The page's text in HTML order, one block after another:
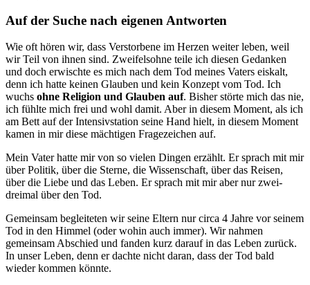
Auf der Suche nach eigenen Antworten
Wie oft hören wir, dass Verstorbene im Herzen weiter leben, weil
wir Teil von ihnen sind. Zweifelsohne teile ich diesen Gedanken
und doch erwischte es mich nach dem Tod meines Vaters eiskalt,
denn ich hatte keinen Glauben und kein Konzept vom Tod. Ich
wuchs ohne Religion und Glauben auf. Bisher störte mich das nie,
ich fühlte mich frei und wohl damit. Aber in diesem Moment, als ich
am Bett auf der Intensivstation seine Hand hielt, in diesem Moment
kamen in mir diese mächtigen Fragezeichen auf.
Mein Vater hatte mir von so vielen Dingen erzählt. Er sprach mit mir
über Politik, über die Sterne, die Wissenschaft, über das Reisen,
über die Liebe und das Leben. Er sprach mit mir aber nur zwei-
dreimal über den Tod.
Gemeinsam begleiteten wir seine Eltern nur circa 4 Jahre vor seinem
Tod in den Himmel (oder wohin auch immer). Wir nahmen
gemeinsam Abschied und fanden kurz darauf in das Leben zurück.
In unser Leben, denn er dachte nicht daran, dass der Tod bald
wieder kommen könnte.